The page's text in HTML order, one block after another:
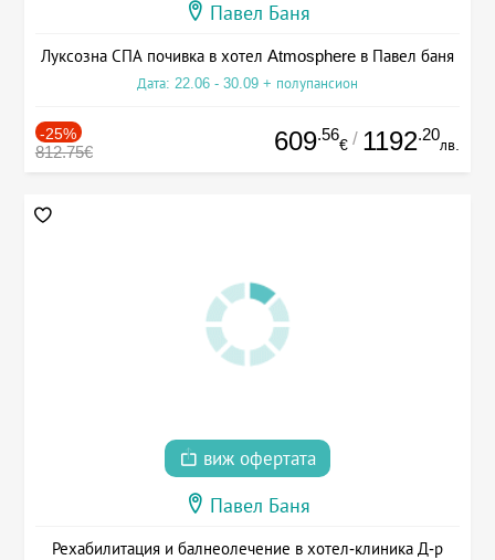
Павел Баня
Луксозна СПА почивка в хотел Atmosphere в Павел баня
Дата: 22.06 - 30.09 + полупансион
-25%
812.75€ 609.56
€ / 1192.20
лв.
виж офертата
Павел Баня
Рехабилитация и балнеолечение в хотел-клиника Д-р